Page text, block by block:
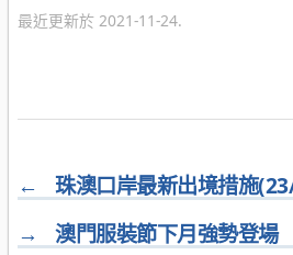
最近更新於 2021-11-24.
←
珠澳口岸最新出境措施
→
澳門服裝節下月強勢登場